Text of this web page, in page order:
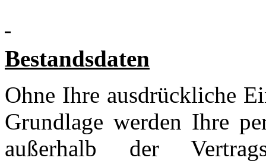
Bestandsdaten
Ohne Ihre ausdrückliche
Grundlage werden Ihre
außerhalb der